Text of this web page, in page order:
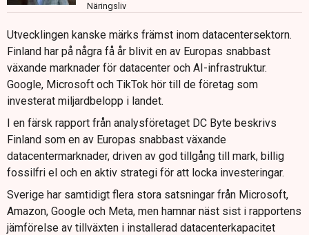
Näringsliv
Utvecklingen kanske märks främst inom datacentersektorn.
Finland har på några få år blivit en av Europas snabbast
växande marknader för datacenter och AI-infrastruktur.
Google, Microsoft och TikTok hör till de företag som
investerat miljardbelopp i landet.
I en färsk rapport från analysföretaget DC Byte beskrivs
Finland som en av Europas snabbast växande
datacentermarknader, driven av god tillgång till mark, billig
fossilfri el och en aktiv strategi för att locka investeringar.
Sverige har samtidigt flera stora satsningar från Microsoft,
Amazon, Google och Meta, men hamnar näst sist i rapportens
jämförelse av tillväxten i installerad datacenterkapacitet